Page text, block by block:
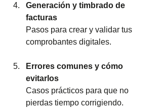
Generación y timbrado de
facturas
Pasos para crear y validar tus
comprobantes digitales.
Errores comunes y cómo
evitarlos
Casos prácticos para que no
pierdas tiempo corrigiendo.